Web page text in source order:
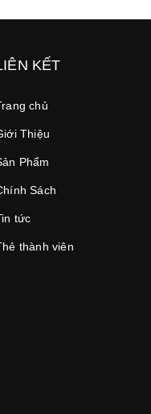
KẾT
chủ
Thiệu
Phẩm
Sách
tức
thành viên